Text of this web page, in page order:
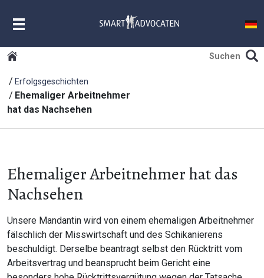
Erfolgsgeschichten
Ehemaliger Arbeitnehmer
hat das Nachsehen
Ehemaliger Arbeitnehmer hat das
Nachsehen
Unsere Mandantin wird von einem ehemaligen Arbeitnehmer
fälschlich der Misswirtschaft und des Schikanierens
beschuldigt. Derselbe beantragt selbst den Rücktritt vom
Arbeitsvertrag und beansprucht beim Gericht eine